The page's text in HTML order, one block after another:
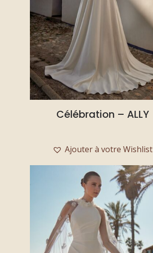
Célébration – ALLY
Ajouter à votre Wishlist